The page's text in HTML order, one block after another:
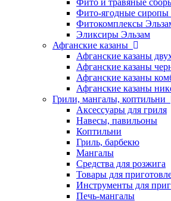
Фито и травяные
Фито-ягодные сиропы
Фитокомплексы
Эликсиры Эльзам
Афганские казаны
Афганские казаны
Афганские казаны
Афганские казаны
Афганские казаны
Грили, мангалы, коптильни
Аксессуары для гриля
Навесы, павильоны
Коптильни
Гриль, барбекю
Мангалы
Средства для розжига
Товары для
Инструменты для
Печь-мангалы